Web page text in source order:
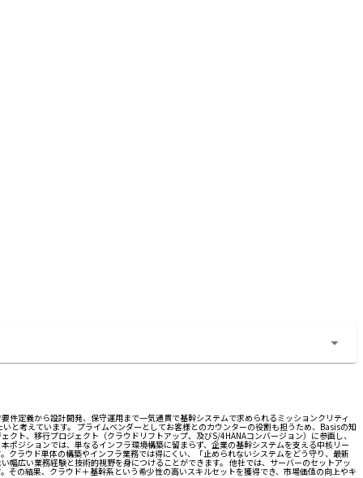
定義から設計開発、保守運用まで一気通貫で基幹システムで求められるミッションクリティ
考えています。 プライムベンダーとしてお客様とのカウンターの役割も担うため、Basisの知
ト、移行プロジェクト（クラウドリフトアップ、及びS/4HANAコンバージョン）に参画し、
ジションでは、単なるインフラ環境構築に留まらず、企業の基幹システムを支える中核リー
ラウド単体の構築やインフラ業務では得にくい、「止められないシステムをどう守り、最新
広い業務経験と技術的視野を身につけることができます。 他社では、サーバーのセットアッ
の結果、クラウド＋基幹系という希少性の高いスキルセットを獲得でき、市場価値の向上やキ